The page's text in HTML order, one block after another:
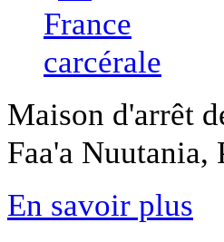
Maison d'arrêt
Faa'a
En savoir plus